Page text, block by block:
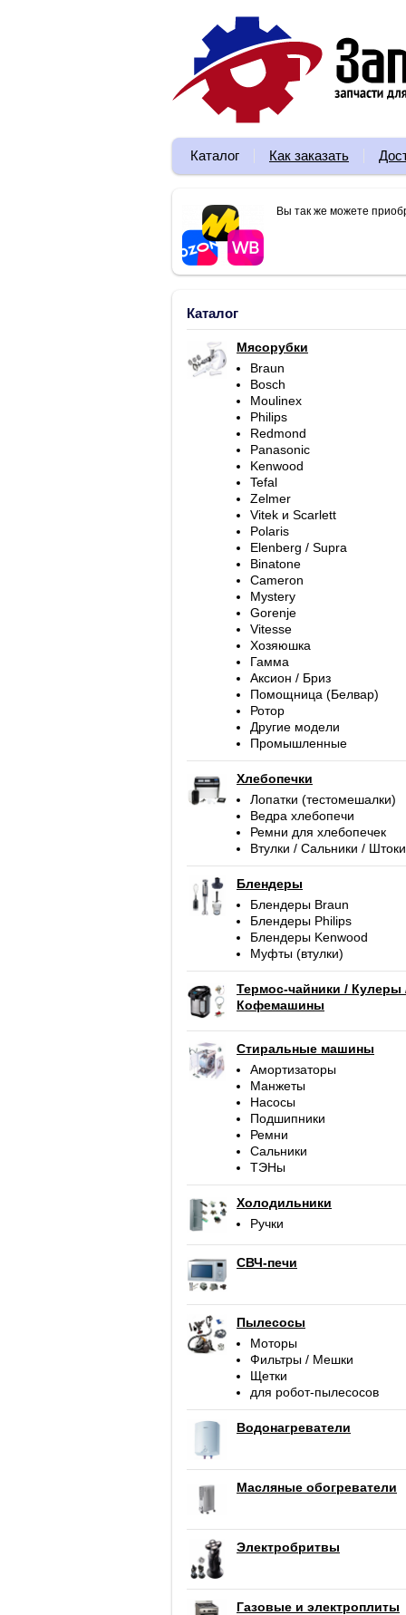
Каталог Как заказать
Вы так же можете
Каталог
Мясорубки
Braun
Bosch
Moulinex
Philips
Redmond
Panasonic
Kenwood
Tefal
Zelmer
Vitek и Scarlett
Polaris
Elenberg / Supra
Binatone
Cameron
Mystery
Gorenje
Vitesse
Хозяюшка
Гамма
Аксион / Бриз
Помощница (Белвар)
Ротор
Другие модели
Промышленные
Хлебопечки
Лопатки (тестомешалки)
Ведра хлебопечи
Ремни для хлебопечек
Втулки / Сальники / Штоки
Блендеры
Блендеры Braun
Блендеры Philips
Блендеры Kenwood
Муфты (втулки)
Термос-чайники / Кулеры
Кофемашины
Стиральные машины
Амортизаторы
Манжеты
Насосы
Подшипники
Ремни
Сальники
ТЭНы
Холодильники
Ручки
СВЧ-печи
Пылесосы
Моторы
Фильтры / Мешки
Щетки
для робот-пылесосов
Водонагреватели
Масляные обогреватели
Электробритвы
Газовые и электроплиты